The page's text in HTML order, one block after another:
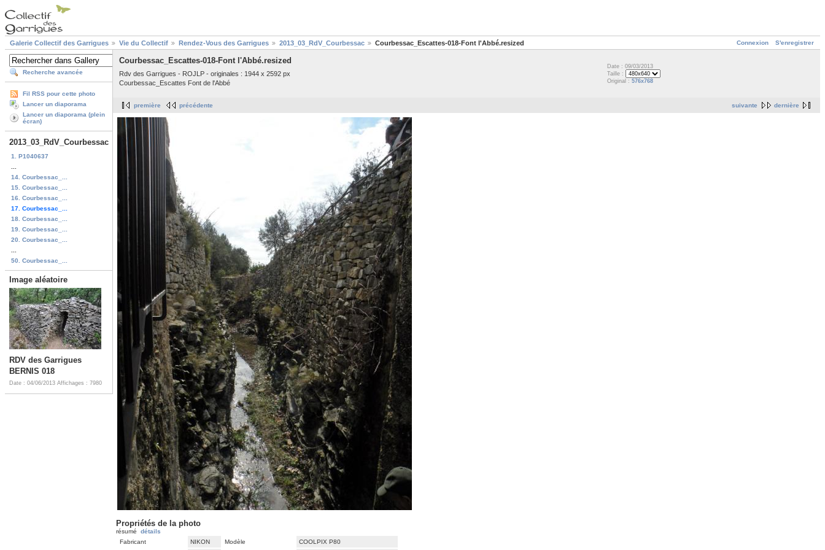
Connexion S'enregistrer
Galerie Collectif des Garrigues Vie du Collectif Rendez-Vous des Garrigues 2013_03_RdV_Courbessac Courbessac_Escattes-018-Font l'Abbé.resized
Recherche avancée
Fil RSS pour cette photo
Lancer un diaporama
Lancer un diaporama (plein
écran)
2013_03_RdV_Courbessac
1. P1040637
14. Courbessac_...
15. Courbessac_...
16. Courbessac_...
17. Courbessac_...
18. Courbessac_...
19. Courbessac_...
20. Courbessac_...
50. Courbessac_...
Image aléatoire
RDV des Garrigues
BERNIS 018
Date : 04/06/2013 Affichages : 7980
Courbessac_Escattes-018-Font l'Abbé.resized
Rdv des Garrigues - ROJLP - originales : 1944 x 2592 px
Courbessac_Escattes Font de l'Abbé
Date : 09/03/2013
Taille :
Original : 576x768
suivante dernière
première précédente
Propriétés de la photo
résumé détails
Fabricant
NIKON Modèle COOLPIX P80